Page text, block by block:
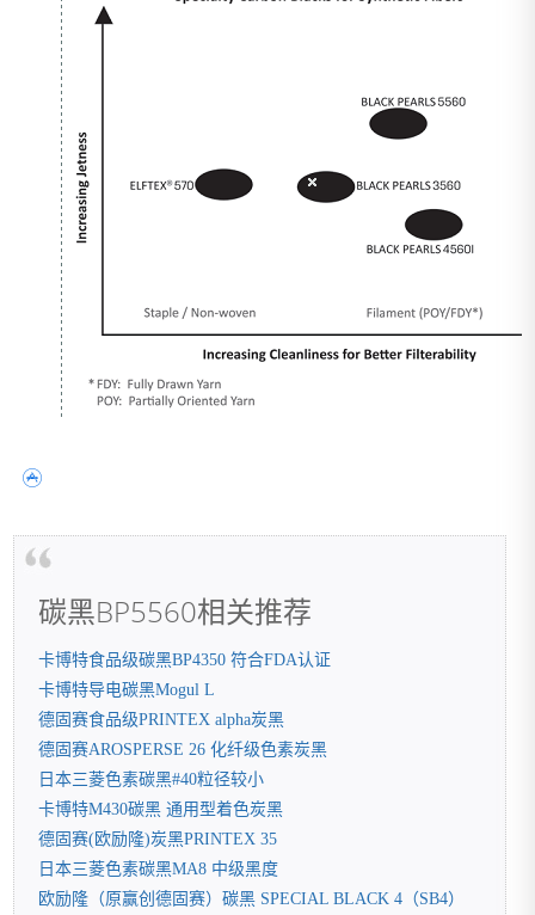
碳黑BP5560相关推荐
卡博特食品级碳黑BP4350 符合FDA认证
卡博特导电碳黑Mogul L
德固赛食品级PRINTEX alpha炭黑
德固赛AROSPERSE 26 化纤级色素炭黑
日本三菱色素碳黑#40粒径较小
卡博特M430碳黑 通用型着色炭黑
德固赛(欧励隆)炭黑PRINTEX 35
日本三菱色素碳黑MA8 中级黑度
欧励隆（原赢创德固赛）碳黑 SPECIAL BLACK 4（SB4）